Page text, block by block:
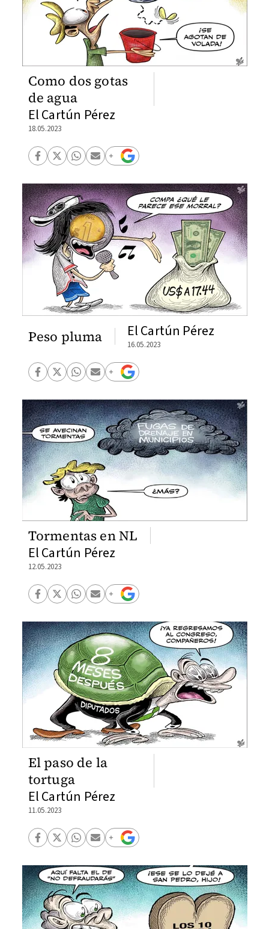
Como dos gotas
de agua
El Cartún Pérez
18.05.2023
Peso pluma El Cartún Pérez
16.05.2023
Tormentas en NL
El Cartún Pérez
12.05.2023
El paso de la
tortuga
El Cartún Pérez
11.05.2023